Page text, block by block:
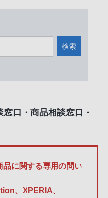
検索
口・商品相談窓口・
品に関する専用の問い
、XPERIA、